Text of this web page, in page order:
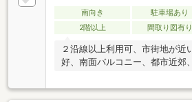
南向き 駐車場あり
2階以上
間取り図有り
２沿線以上利用可、市街地が近
好、南面バルコニー、都市近郊